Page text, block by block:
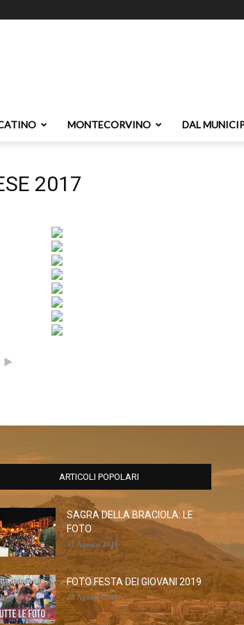
MONTECORVINO DAL
2017
►
ARTICOLI POPOLARI
SAGRA DELLA BRACIOLA: LE
FOTO
31 Agosto 2016
FOTO FESTA DEI GIOVANI 2019
28 Agosto 2019